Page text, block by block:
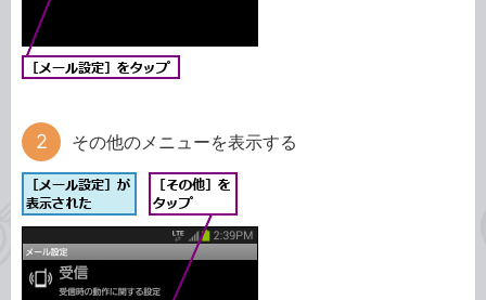
その他のメニューを表示する